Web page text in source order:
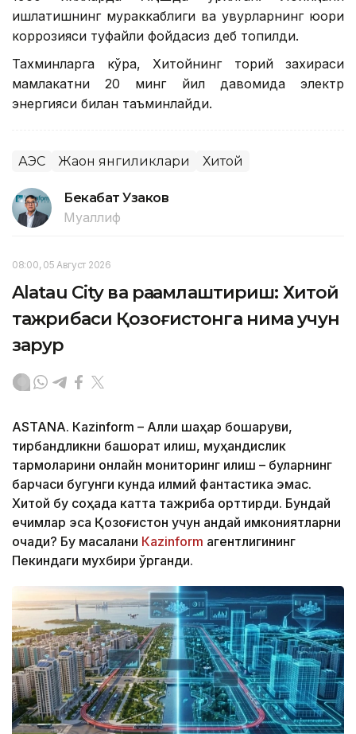
ишлатишнинг мураккаблиги ва қувурларнинг юқори
коррозияси туфайли фойдасиз деб топилди.
Тахминларга кўра, Хитойнинг торий захираси
мамлакатни 20 минг йил давомида электр
энергияси билан таъминлайди.
АЭС Жаҳон янгиликлари Хитой
Бекабат Узаков
Муаллиф
08:00, 05 Август 2026
Alatau City ва рақамлаштириш: Хитой
тажрибаси Қозоғистонга нима учун
зарур
ASTANА. Кazinform – Ақлли шаҳар бошқаруви,
тирбандликни башорат қилиш, муҳандислик
тармоқларини онлайн мониторинг қилиш – буларнинг
барчаси бугунги кунда илмий фантастика эмас.
Хитой бу соҳада катта тажриба орттирди. Бундай
ечимлар эса Қозоғистон учун қандай имкониятларни
очади? Бу масалани Кazinform агентлигининг
Пекиндаги мухбири ўрганди.